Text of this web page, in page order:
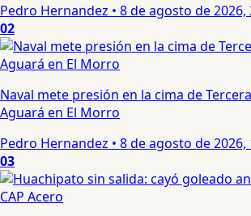
Pedro Hernandez • 8 de agosto de 2026,
02
Naval mete presión en la cima de
Aguará en El Morro
Pedro Hernandez • 8 de agosto de 2026,
03